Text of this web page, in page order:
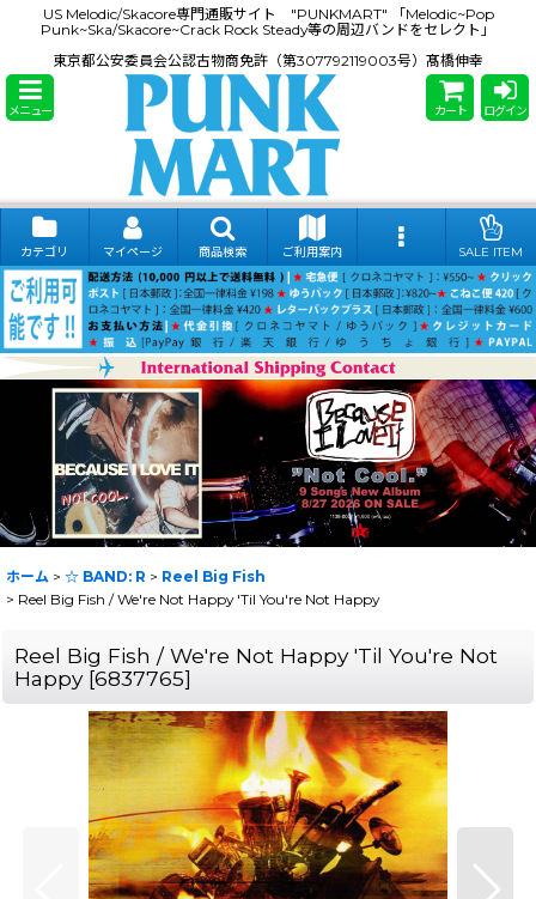
US Melodic/Skacore専門通販サイト "PUNKMART" 「Melodic~Pop
Punk~Ska/Skacore~Crack Rock Steady等の周辺バンドをセレクト」
東京都公安委員会公認古物商免許（第307792119003号）髙橋伸幸
メニュー カート ログイン
カテゴリ マイページ 商品検索 ご利用案内 SALE ITEM
ホーム > ☆ BAND: R > Reel Big Fish
> Reel Big Fish / We're Not Happy 'Til You're Not Happy
Reel Big Fish / We're Not Happy 'Til You're Not
Happy [6837765]